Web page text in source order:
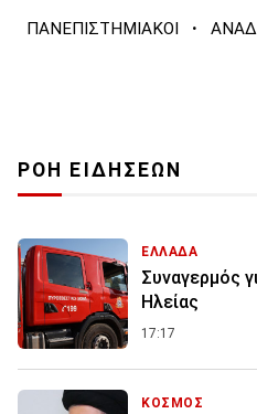
ΠΑΝΕΠΙΣΤΗΜΙΑΚΟΙ ·
ΡΟΗ ΕΙΔΗΣΕΩΝ
ΕΛΛΑΔΑ
Συναγερμός
Ηλείας
17:17
ΚΟΣΜΟΣ